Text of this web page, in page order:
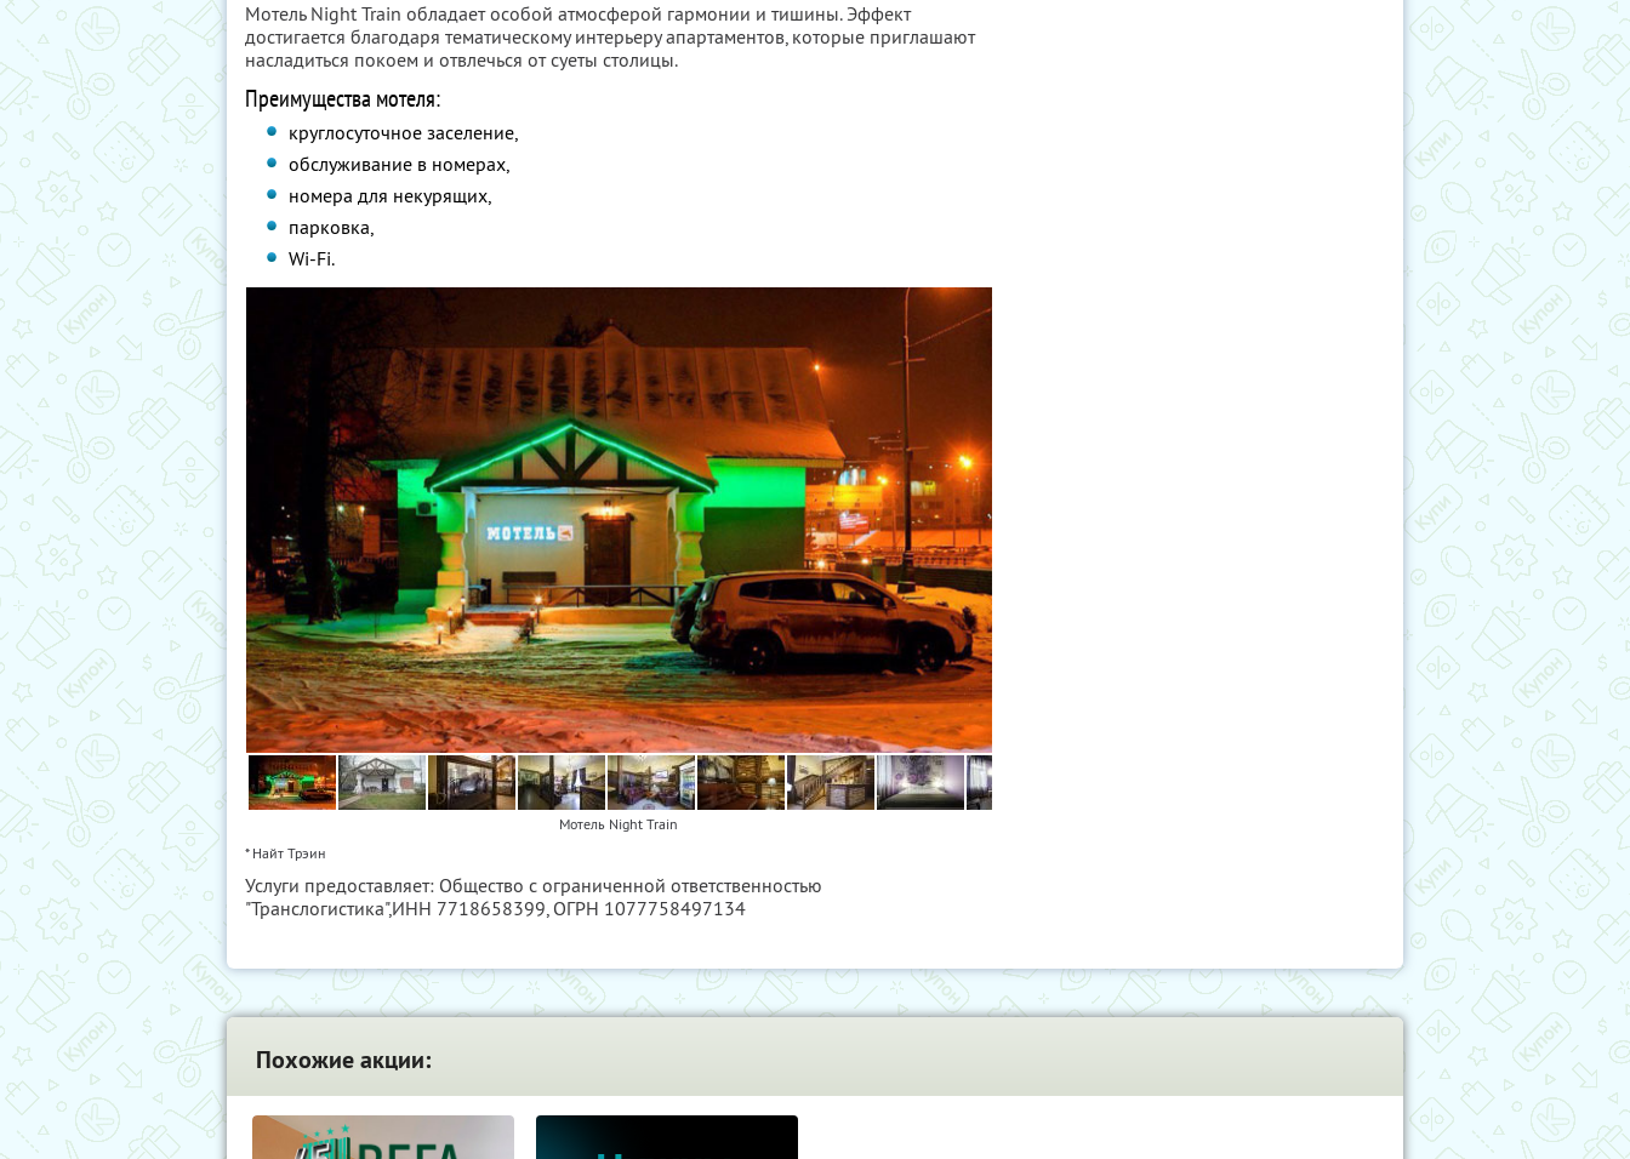
Мотель Night Train обладает особой атмосферой гармонии и тишины. Эффект
достигается благодаря тематическому интерьеру апартаментов, которые приглашают
насладиться покоем и отвлечься от суеты столицы.
Преимущества мотеля:
круглосуточное заселение,
обслуживание в номерах,
номера для некурящих,
парковка,
Wi-Fi.
Мотель Night Train
* Найт Трэин
Услуги предоставляет: Общество с ограниченной ответственностью
"Транслогистика",ИНН 7718658399, ОГРН 1077758497134
Похожие акции: